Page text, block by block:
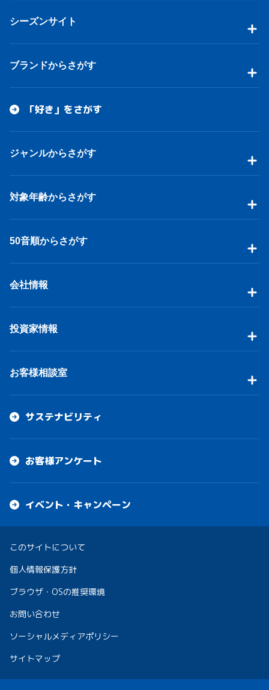
シーズンサイト
ブランドからさがす
「好き」をさがす
ジャンルからさがす
対象年齢からさがす
50音順からさがす
会社情報
投資家情報
お客様相談室
サステナビリティ
お客様アンケート
イベント・キャンペーン
このサイトについて
個人情報保護方針
ブラウザ・OSの推奨環境
お問い合わせ
ソーシャルメディアポリシー
サイトマップ